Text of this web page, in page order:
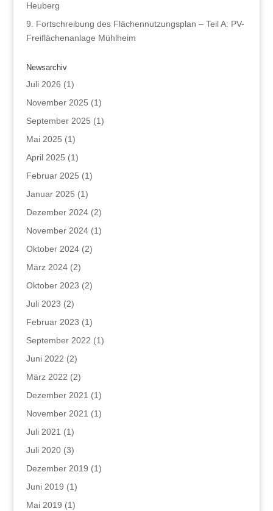
Heuberg
9. Fortschreibung des Flächennutzungsplan – Teil A: PV-
Freiflächenanlage Mühlheim
Newsarchiv
Juli 2026 (1)
November 2025 (1)
September 2025 (1)
Mai 2025 (1)
April 2025 (1)
Februar 2025 (1)
Januar 2025 (1)
Dezember 2024(2)
November 2024(1)
Oktober 2024(2)
März 2024(2)
Oktober 2023 (2)
Juli 2023 (2)
Februar 2023 (1)
September 2022 (1)
Juni 2022 (2)
März 2022 (2)
Dezember 2021 (1)
November 2021 (1)
Juli 2021 (1)
Juli 2020(3)
Dezember 2019 (1)
Juni 2019 (1)
Mai 2019 (1)